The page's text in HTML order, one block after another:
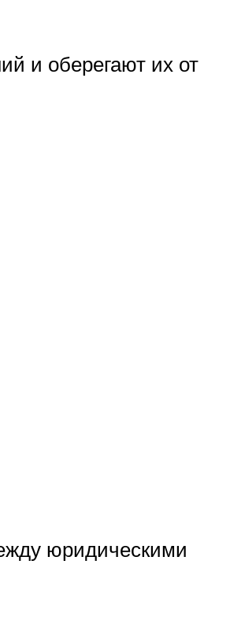
и оберегают их от
юридическими